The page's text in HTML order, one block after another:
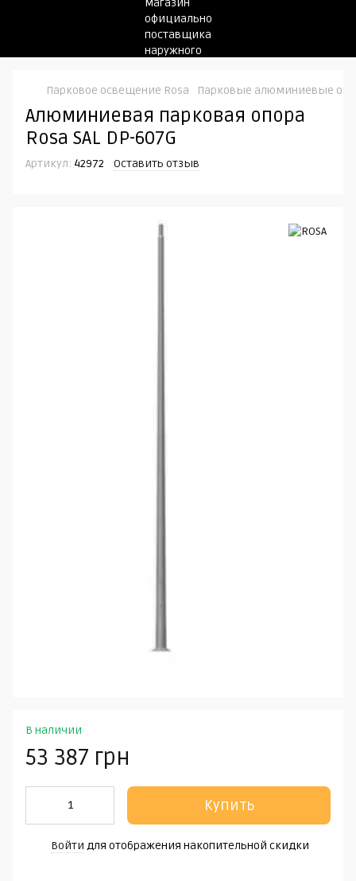
Парковое освещение Rosa Парковые алюминиевые
Алюминиевая парковая опора
Rosa SAL DP-607G
Артикул: 42972 Оставить отзыв
В наличии
53 387 грн
Купить
Войти для отображения накопительной скидки